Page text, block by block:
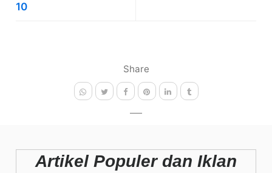
Share
10
Artikel Populer dan Iklan